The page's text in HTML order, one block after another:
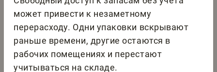
может привести к незаметному
перерасходу. Одни упаковки вскрывают
раньше времени, другие остаются в
рабочих помещениях и перестают
учитываться на складе.